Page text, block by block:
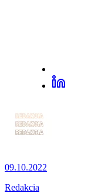
09.10.2022
Redakcia